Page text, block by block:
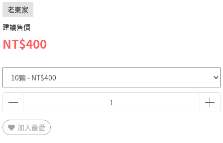
老東家
建議售價
NT$400
加入最愛